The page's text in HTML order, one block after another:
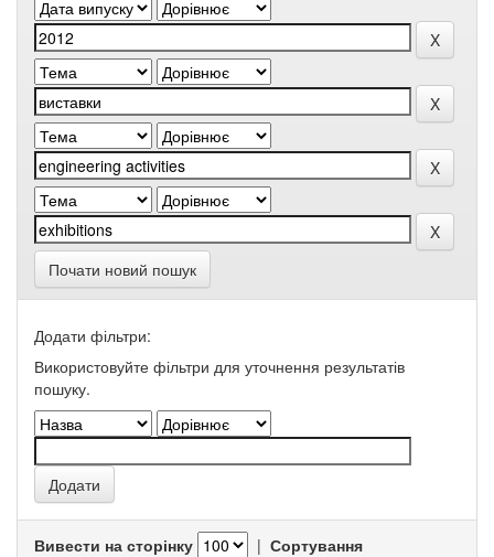
Почати новий пошук
Додати фільтри:
Використовуйте фільтри для уточнення результатів
пошуку.
Вивести на сторінку | Сортування